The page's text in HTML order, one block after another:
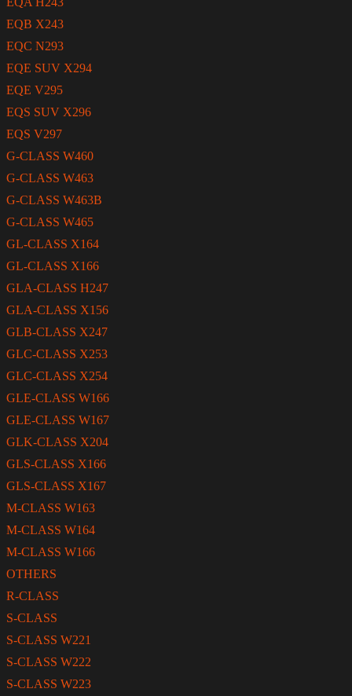
EQB X243
EQC N293
EQE SUV X294
EQE V295
EQS SUV X296
EQS V297
G-CLASS W460
G-CLASS W463
G-CLASS W463B
G-CLASS W465
GL-CLASS X164
GL-CLASS X166
GLA-CLASS H247
GLA-CLASS X156
GLB-CLASS X247
GLC-CLASS X253
GLC-CLASS X254
GLE-CLASS W166
GLE-CLASS W167
GLK-CLASS X204
GLS-CLASS X166
GLS-CLASS X167
M-CLASS W163
M-CLASS W164
M-CLASS W166
OTHERS
R-CLASS
S-CLASS
S-CLASS W221
S-CLASS W222
S-CLASS W223